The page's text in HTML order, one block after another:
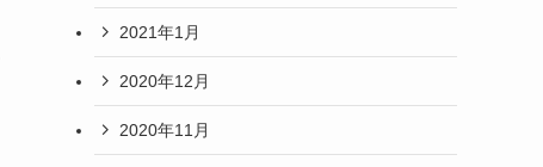
2021年1月
2020年12月
2020年11月